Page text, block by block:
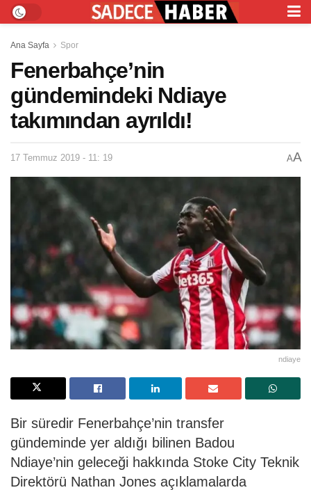
Ana Sayfa Spor
Fenerbahçe’nin
gündemindeki Ndiaye
takımından ayrıldı!
17 Temmuz 2019 - 11: 19 AA
ndiaye
Bir süredir Fenerbahçe’nin transfer
gündeminde yer aldığı bilinen Badou
Ndiaye’nin geleceği hakkında Stoke City Teknik
Direktörü Nathan Jones açıklamalarda